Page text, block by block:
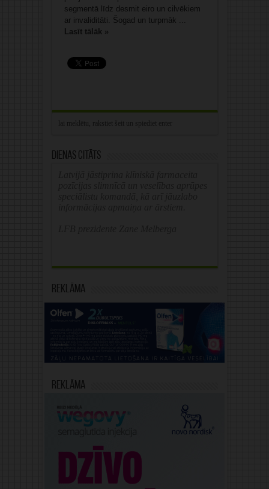
segmentā līdz desmit eiro un cilvēkiem
ar invaliditāti. Šogad un turpmāk ...
Lasīt tālāk »
Dienas citāts
Reklāma
Reklāma